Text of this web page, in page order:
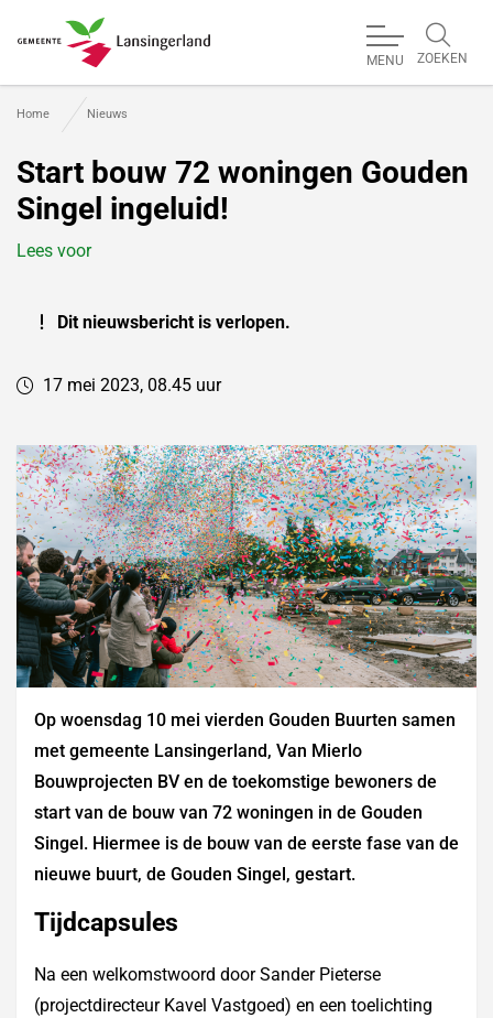
MENU ZOEKEN
Home Nieuws
Start bouw 72 woningen Gouden
Singel ingeluid!
Lees voor
Dit nieuwsbericht is verlopen.
17 mei 2023, 08.45 uur
Op woensdag 10 mei vierden Gouden Buurten samen
met gemeente Lansingerland, Van Mierlo
Bouwprojecten BV en de toekomstige bewoners de
start van de bouw van 72 woningen in de Gouden
Singel. Hiermee is de bouw van de eerste fase van de
nieuwe buurt, de Gouden Singel, gestart.
Tijdcapsules
Na een welkomstwoord door Sander Pieterse
(projectdirecteur Kavel Vastgoed) en een toelichting